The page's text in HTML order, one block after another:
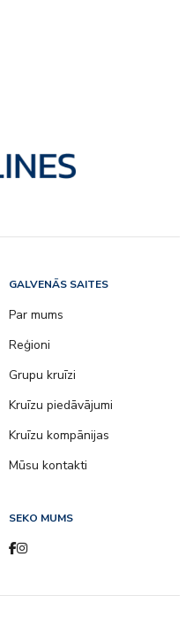
GALVENĀS SAITES
Par mums
Reģioni
Grupu kruīzi
Kruīzu piedāvājumi
Kruīzu kompānijas
Mūsu kontakti
SEKO MUMS